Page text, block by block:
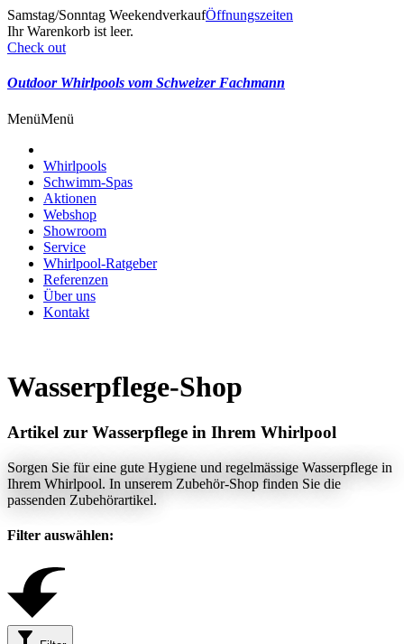
Samstag/Sonntag WeekendverkaufÖffnungszeiten
Ihr Warenkorb ist leer.
Check out
Outdoor Whirlpools vom Schweizer Fachmann
MenüMenü
Whirlpools
Schwimm-Spas
Aktionen
Webshop
Showroom
Service
Whirlpool-Ratgeber
Referenzen
Über uns
Kontakt
Wasserpflege-Shop
Artikel zur Wasserpflege in Ihrem Whirlpool
Sorgen Sie für eine gute Hygiene und regelmässige Wasserpflege in
Ihrem Whirlpool. In unserem Zubehör-Shop finden Sie die
passenden Zubehörartikel.
Filter auswählen: